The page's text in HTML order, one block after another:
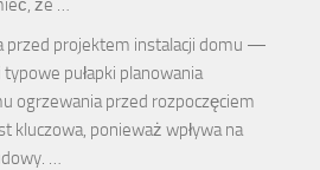
że …
przed projektem instalacji domu —
pułapki planowania
ogrzewania przed rozpoczęciem
kluczowa, ponieważ wpływa na
…